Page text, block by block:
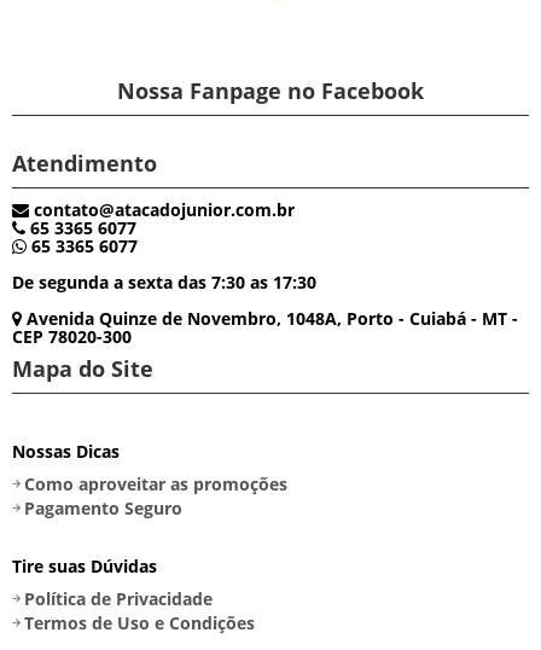
Nossa Fanpage no Facebook
Atendimento
contato@atacadojunior.com.br
65 3365 6077
65 3365 6077
De segunda a sexta das 7:30 as 17:30
Avenida Quinze de Novembro, 1048A, Porto - Cuiabá - MT -
CEP 78020-300
Mapa do Site
Nossas Dicas
Como aproveitar as promoções
Pagamento Seguro
Tire suas Dúvidas
Política de Privacidade
Termos de Uso e Condições